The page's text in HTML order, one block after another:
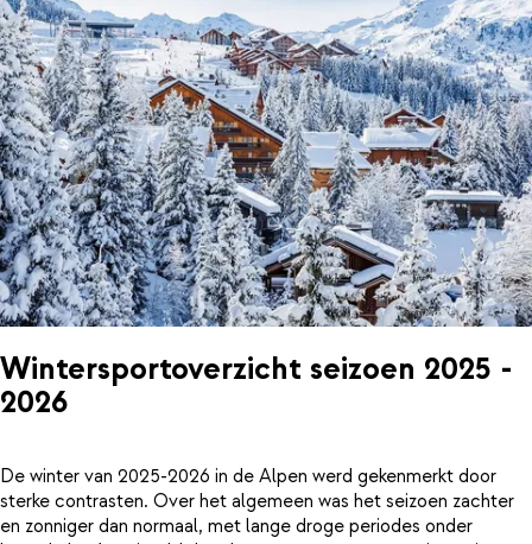
Wintersportoverzicht seizoen 2025 -
2026
De winter van 2025-2026 in de Alpen werd gekenmerkt door
sterke contrasten. Over het algemeen was het seizoen zachter
en zonniger dan normaal, met lange droge periodes onder